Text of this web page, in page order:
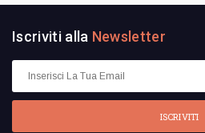
Iscriviti alla Newsletter
ISCRIVITI